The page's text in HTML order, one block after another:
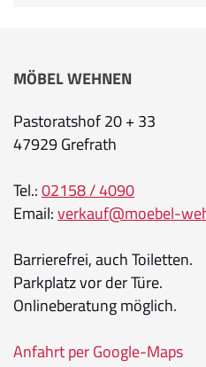
MÖBEL WEHNEN
Pastoratshof 20 + 33
47929 Grefrath
Tel.:02158 / 4090
Email:verkauf@moebel-
Barrierefrei, auch Toiletten.
Parkplatz vor der Türe.
Onlineberatung möglich.
Anfahrt per Google-Maps